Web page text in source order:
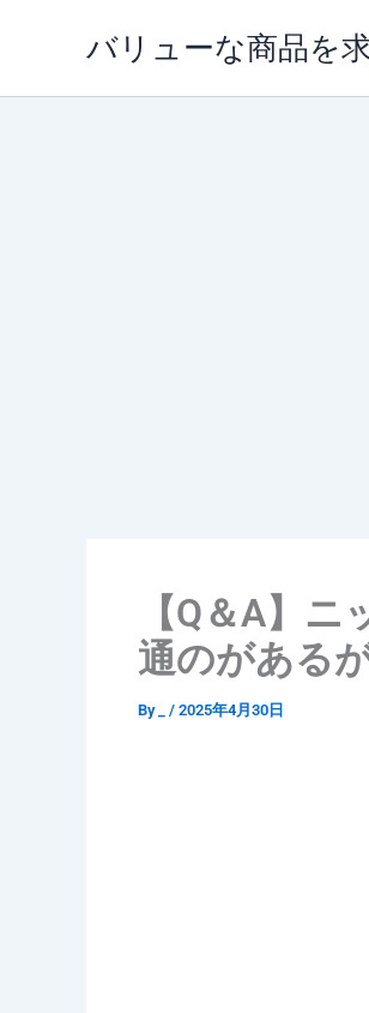
バリューな商品を
【Q＆A】
通のがある
By / 2025年4月30日